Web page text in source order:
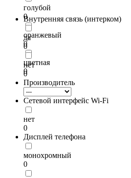
голубой
0
оранжевый
0
цветная
0
Внутренняя связь (интерком)
да
0
нет
0
Производитель
Сетевой интерфейс Wi-Fi
нет
0
Дисплей телефона
монохромный
0